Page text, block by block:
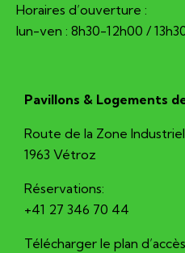
Horaires d’ouverture :
lun-ven : 8h30-12h00 /
Pavillons & Logements
Route de la Zone
1963 Vétroz
Réservations:
+41 27 346 70 44
Télécharger le plan d’accès